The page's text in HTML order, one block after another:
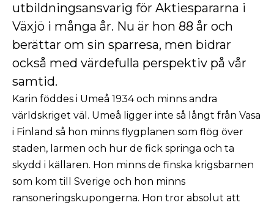
utbildningsansvarig för Aktiespararna i
Växjö i många år. Nu är hon 88 år och
berättar om sin sparresa, men bidrar
också med värdefulla perspektiv på vår
samtid.
Karin föddes i Umeå 1934 och minns andra
världskriget väl. Umeå ligger inte så långt från Vasa
i Finland så hon minns flygplanen som flög över
staden, larmen och hur de fick springa och ta
skydd i källaren. Hon minns de finska krigsbarnen
som kom till Sverige och hon minns
ransoneringskupongerna. Hon tror absolut att